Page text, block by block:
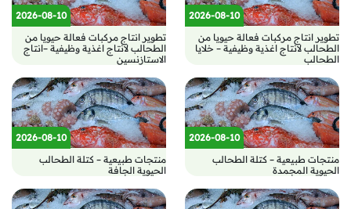
2026-08-10
تطوير انتاج مركبات فعالة حيويا من
الطحالب لانتاج اغذية وظيفية – خلايا
الطحالب
2026-08-10
تطوير انتاج مركبات فعالة حيويا من
الطحالب لانتاج اغذية وظيفية –انتاج
الاستازنسين
2026-08-10
منتجات طبيعية – كتلة الطحالب
الحيوية المجمدة
2026-08-10
منتجات طبيعية – كتلة الطحالب
الحيوية الجافة